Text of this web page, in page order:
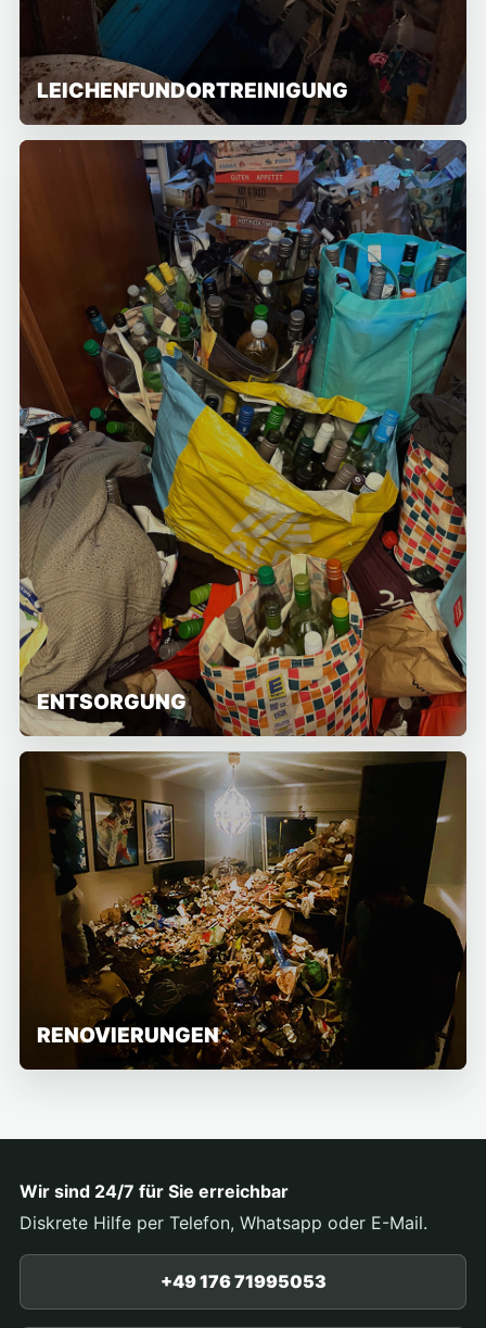
LEICHENFUNDORTREINIGUNG
ENTSORGUNG
RENOVIERUNGEN
Wir sind 24/7 für Sie erreichbar
Diskrete Hilfe per Telefon, Whatsapp oder E-Mail.
+49 176 71995053